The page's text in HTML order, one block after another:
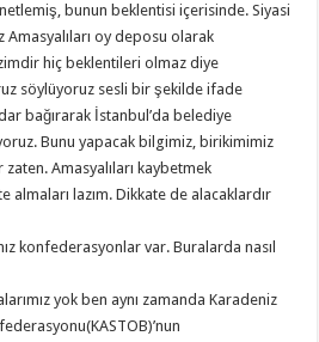
bunun beklentisi içerisinde. Siyasi
Amasyalıları oy deposu olarak
hiç beklentileri olmaz diye
söylüyoruz sesli bir şekilde ifade
bağırarak İstanbul’da belediye
Bunu yapacak bilgimiz, birikimimiz
Amasyalıları kaybetmek
almaları lazım. Dikkate de alacaklardır
konfederasyonlar var. Buralarda nasıl
yok ben aynı zamanda Karadeniz